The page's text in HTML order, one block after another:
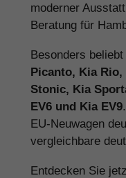
moderner
Beratung für
Besonders
Picanto, Kia Rio,
Stonic, Kia
EV6 und Kia EV9
EU-Neuwagen
vergleichbare
Entdecken Sie